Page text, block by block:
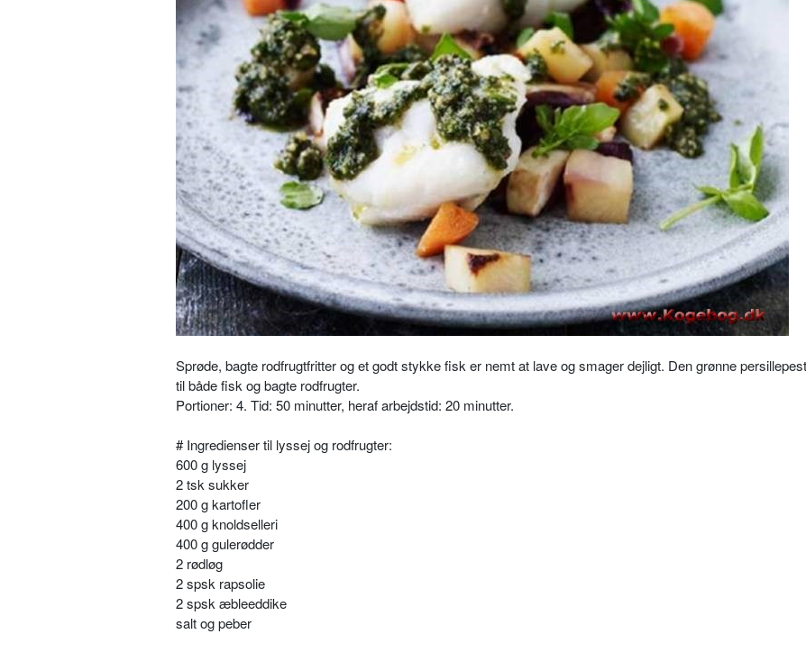
Sprøde, bagte rodfrugtfritter og et godt stykke fisk er nemt at lave og smager dejligt. Den grønne
til både fisk og bagte rodfrugter.
Portioner: 4. Tid: 50 minutter, heraf arbejdstid: 20 minutter.
# Ingredienser til lyssej og rodfrugter:
600 g lyssej
2 tsk sukker
200 g kartofler
400 g knoldselleri
400 g gulerødder
2 rødløg
2 spsk rapsolie
2 spsk æbleeddike
salt og peber